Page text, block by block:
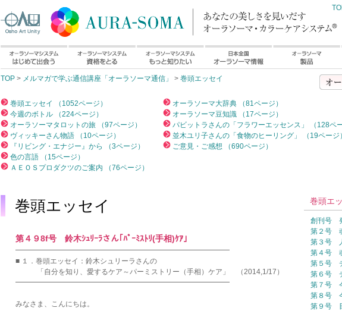
TOP > メルマガで学ぶ通信講座「オーラソーマ通信」 > 巻頭エッセイ
巻頭エッセイ （1052ページ）
今週のボトル （224ページ）
オーラソーマタロットの旅 （97ページ）
ヴィッキーさん物語 （10ページ）
『リビング・エナジー』から （3ページ）
色の言語 （15ページ）
ＡＥＯＳプロダクツのご案内 （76ページ）
オーラソーマ大辞典 （81ページ）
オーラソーマ豆知識 （17ページ）
パビットラさんの「フラワーエッセンス」 （128ペー
並木ユリ子さんの「食物のヒーリング」 （19ページ）
ご意見・ご感想 （690ページ）
巻頭エッセイ
第４９8f号 鈴木ｼｭﾘｰﾗさん｢ﾊﾟｰﾐｽﾄﾘ(手相)ｹｱ｣
━━━━━━━━━━━━━━━━━━━━━━━━━━━━━━
■ １．巻頭エッセイ：鈴木シュリーラさんの
「自分を知り、愛するケア～パーミストリー（手相）ケア」 （2014,1/17）
━━━━━━━━━━━━━━━━━━━━━━━━━━━━━━
みなさま、こんにちは。
巻頭エ
創刊号
第２号
第３号
第４号
第５号
第６号
第７号
第８号
第９号